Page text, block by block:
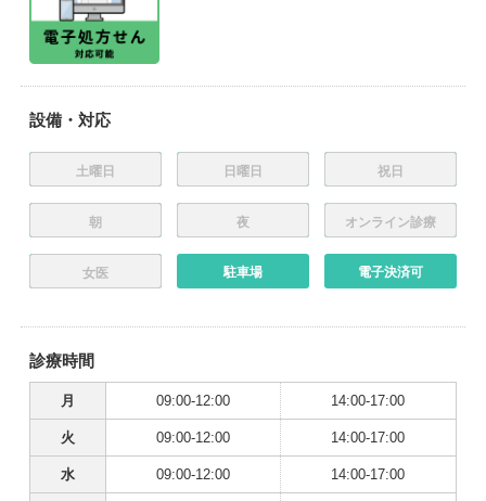
設備・対応
土曜日 日曜日 祝日
朝 夜 オンライン診療
女医 駐車場 電子決済可
診療時間
月 09:00-12:00 14:00-17:00
火 09:00-12:00 14:00-17:00
水 09:00-12:00 14:00-17:00